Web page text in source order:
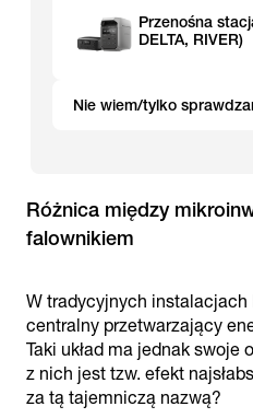
Przenośna
DELTA, RIVER)
Nie wiem/tylko
Różnica między
falownikiem
W tradycyjnych instalacjach
centralny przetwarzający
Taki układ ma jednak swoje
z nich jest tzw. efekt
za tą tajemniczą nazwą?